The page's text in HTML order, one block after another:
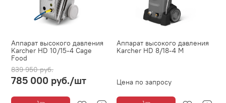
Аппарат высокого давления
Karcher HD 10/15-4 Cage
Food
839 950 руб.
785 000 руб./шт
Аппарат высокого давления
Karcher HD 8/18-4 М
Цена по запросу